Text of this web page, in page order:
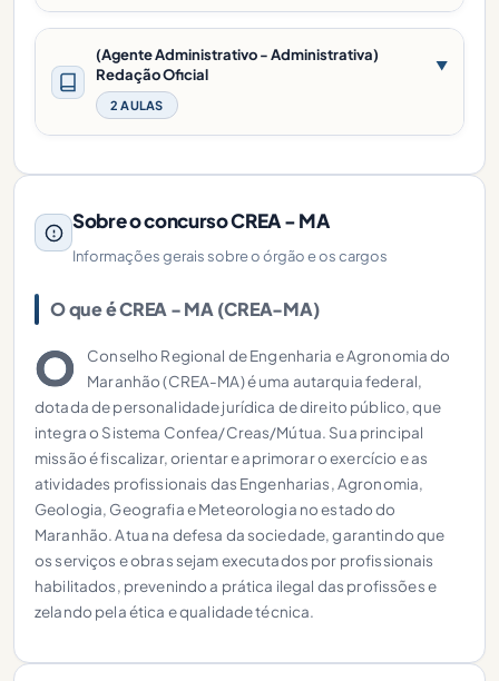
(Agente Administrativo - Administrativa)
Redação Oficial
2 AULAS
▼
Sobre o concurso CREA - MA
Informações gerais sobre o órgão e os cargos
O que é CREA - MA (CREA-MA)
O
Conselho Regional de Engenharia e Agronomia do
Maranhão (CREA-MA) é uma autarquia federal,
dotada de personalidade jurídica de direito público, que
integra o Sistema Confea/Creas/Mútua. Sua principal
missão é fiscalizar, orientar e aprimorar o exercício e as
atividades profissionais das Engenharias, Agronomia,
Geologia, Geografia e Meteorologia no estado do
Maranhão. Atua na defesa da sociedade, garantindo que
os serviços e obras sejam executados por profissionais
habilitados, prevenindo a prática ilegal das profissões e
zelando pela ética e qualidade técnica.